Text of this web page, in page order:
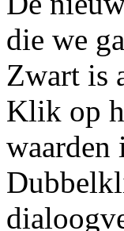
die we
Zwart is
Klik op